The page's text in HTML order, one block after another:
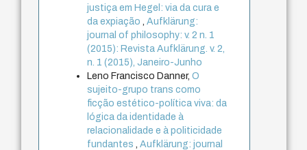
justiça em Hegel: via da cura e
da expiação
,Aufklärung:
journal of philosophy: v. 2 n. 1
(2015): Revista Aufklärung. v. 2,
n. 1 (2015), Janeiro-Junho
Leno Francisco Danner,O
sujeito-grupo trans como
ficção estético-política viva: da
lógica da identidade à
relacionalidade e à politicidade
fundantes
,Aufklärung: journal